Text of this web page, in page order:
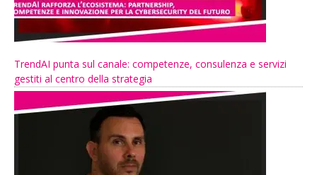
TrendAI punta sul canale: competenze, consulenza e servizi
gestiti al centro della strategia